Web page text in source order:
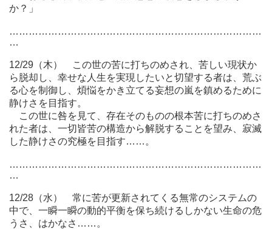
か？」
……………………………………………………………………
…
12/29（木） この世の苦に打ちのめされ、苦しい現状か
ら脱却し、幸せな人生を実現したいと切望する者は、荒ぶ
る心を制御し、煩悩をかき立てる妄想の嵐を鎮めるために
静けさを目指す。
この世に咎を見て、存在そのものの根本苦に打ちのめさ
れた者は、一切皆苦の構造から解脱することを望み、寂滅
した静けさの究極を目指す……。
……………………………………………………………………
…
12/28（水） 常に苦が更新されてくる無常のシステムの
中で、一瞬一瞬の動的平衡を保ち続けるしかない生命の危
うさ、はかなさ……。